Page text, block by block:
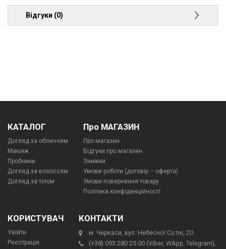
Відгуки (0)
КАТАЛОГ
Догляд за обличчям
Макіяж
Пробники
Догляд за волоссям
Догляд за тілом
Про МАГАЗИН
Про магазин
Відгуки про магазин
Знижки
Умови роботи (договір – оферта)
Умови повернення товару
Політика конфіденційності
КОРИСТУВАЧ
Увійти
Реєстрація
КОНТАКТИ
м. Черкаси, вул. Небесної Сотні, 20
(+38) 093 280 25 00 (Viber, WApp, Telegram),